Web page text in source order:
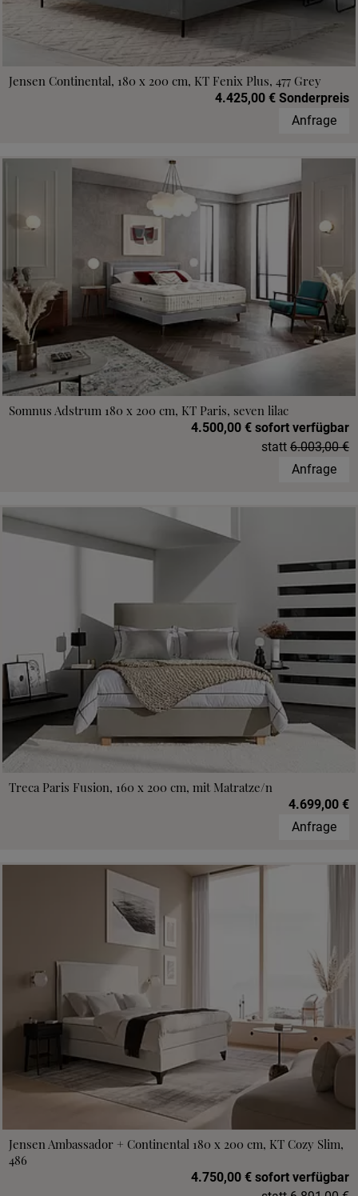
Jensen Continental, 180 x 200 cm, KT Fenix Plus, 477 Grey
4.425,00 € Sonderpreis
Anfrage
Somnus Adstrum 180 x 200 cm, KT Paris, seven lilac
4.500,00 € sofort verfügbar
statt 6.003,00 €
Anfrage
Treca Paris Fusion, 160 x 200 cm, mit Matratze/n
4.699,00 €
Anfrage
Jensen Ambassador + Continental 180 x 200 cm, KT Cozy Slim,
486
4.750,00 € sofort verfügbar